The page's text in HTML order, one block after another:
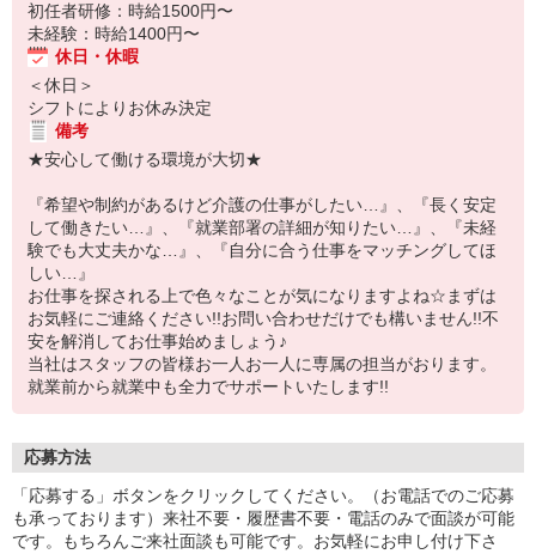
初任者研修：時給1500円〜
未経験：時給1400円〜
休日・休暇
＜休日＞
シフトによりお休み決定
備考
★安心して働ける環境が大切★
『希望や制約があるけど介護の仕事がしたい…』、『長く安定
して働きたい…』、『就業部署の詳細が知りたい…』、『未経
験でも大丈夫かな…』、『自分に合う仕事をマッチングしてほ
しい…』
お仕事を探される上で色々なことが気になりますよね☆まずは
お気軽にご連絡ください!!お問い合わせだけでも構いません!!不
安を解消してお仕事始めましょう♪
当社はスタッフの皆様お一人お一人に専属の担当がおります。
就業前から就業中も全力でサポートいたします!!
応募方法
「応募する」ボタンをクリックしてください。（お電話でのご応募
も承っております）来社不要・履歴書不要・電話のみで面談が可能
です。もちろんご来社面談も可能です。お気軽にお申し付け下さ